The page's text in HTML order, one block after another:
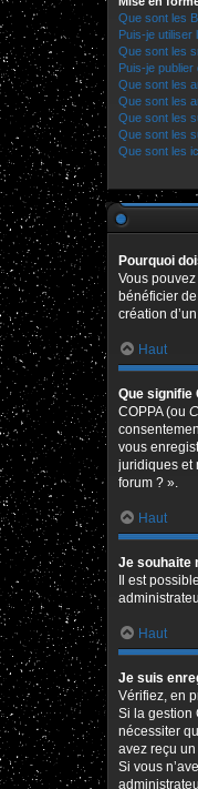
Que sont les
Puis-je utiliser
Que sont les
Puis-je
Que sont les
Que sont les
Que sont les
Que sont les
Que sont les
Pourquoi
Vous
bénéficier
création
Haut
Que signifie
COPPA (ou
vous
juridiques et
forum ? ».
Haut
Je souhaite
Il est
Haut
Je suis
Vérifiez, en
Si la gestion
nécessiter
avez reçu
Si vous